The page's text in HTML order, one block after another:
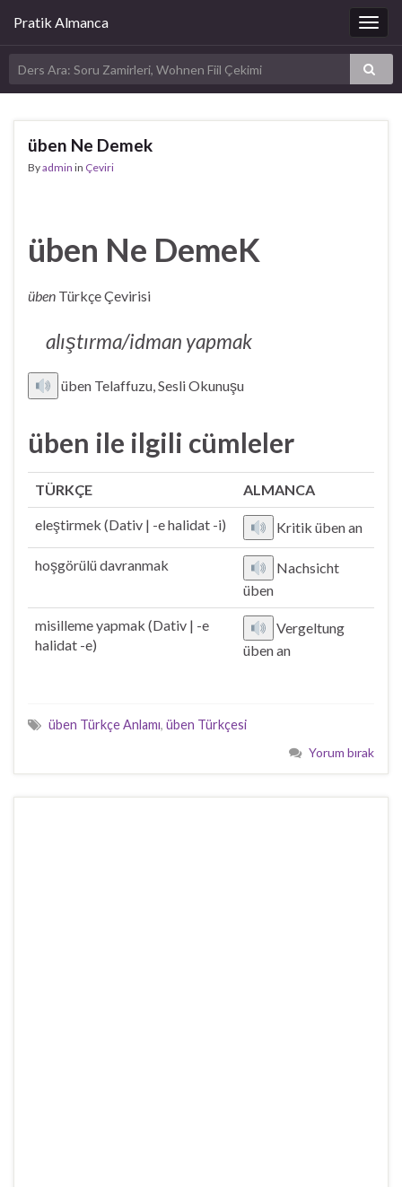
Pratik Almanca
üben Ne Demek
Byadmin in Çeviri
üben Ne DemeK
üben Türkçe Çevirisi
alıştırma/idman yapmak
üben Telaffuzu, Sesli Okunuşu
üben ile ilgili cümleler
TÜRKÇE ALMANCA
eleştirmek (Dativ | -e halidat -i) Kritik üben an
hoşgörülü davranmak
Nachsicht
üben
misilleme yapmak (Dativ | -e
halidat -e)
Vergeltung
üben an
üben Türkçe Anlamı, üben Türkçesi
Yorum bırak